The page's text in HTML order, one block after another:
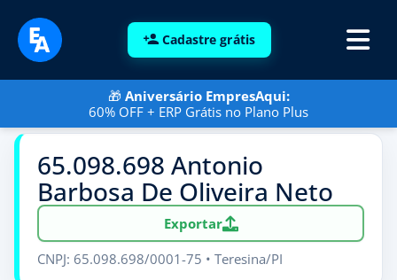
Cadastre grátis
🎁 Aniversário EmpresAqui:
60% OFF + ERP Grátis no Plano Plus
65.098.698 Antonio
Barbosa De Oliveira Neto
Exportar
CNPJ: 65.098.698/0001-75 • Teresina/PI